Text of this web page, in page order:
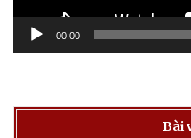
00:00
Bài